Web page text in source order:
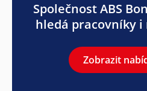
Společnost ABS
hledá pracovníky i
Zobrazit